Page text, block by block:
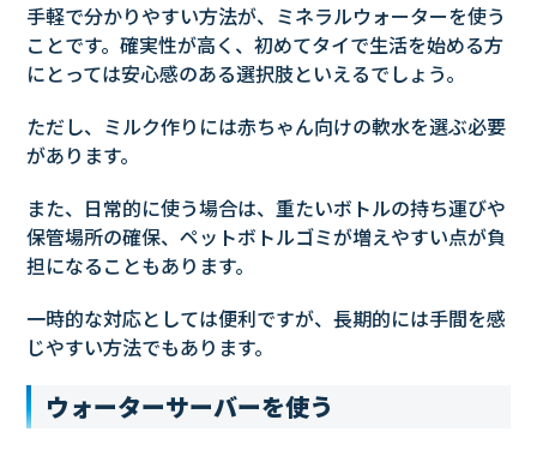
手軽で分かりやすい方法が、ミネラルウォーターを使う
ことです。確実性が高く、初めてタイで生活を始める方
にとっては安心感のある選択肢といえるでしょう。
ただし、ミルク作りには赤ちゃん向けの軟水を選ぶ必要
があります。
また、日常的に使う場合は、重たいボトルの持ち運びや
保管場所の確保、ペットボトルゴミが増えやすい点が負
担になることもあります。
一時的な対応としては便利ですが、長期的には手間を感
じやすい方法でもあります。
ウォーターサーバーを使う